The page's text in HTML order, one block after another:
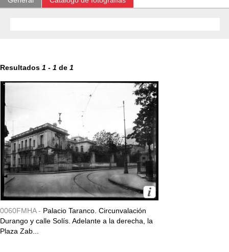
Resultados 1 - 1 de 1
0060FMHA - Palacio Taranco. Circunvalación
Durango y calle Solís. Adelante a la derecha, la
Plaza Zab...